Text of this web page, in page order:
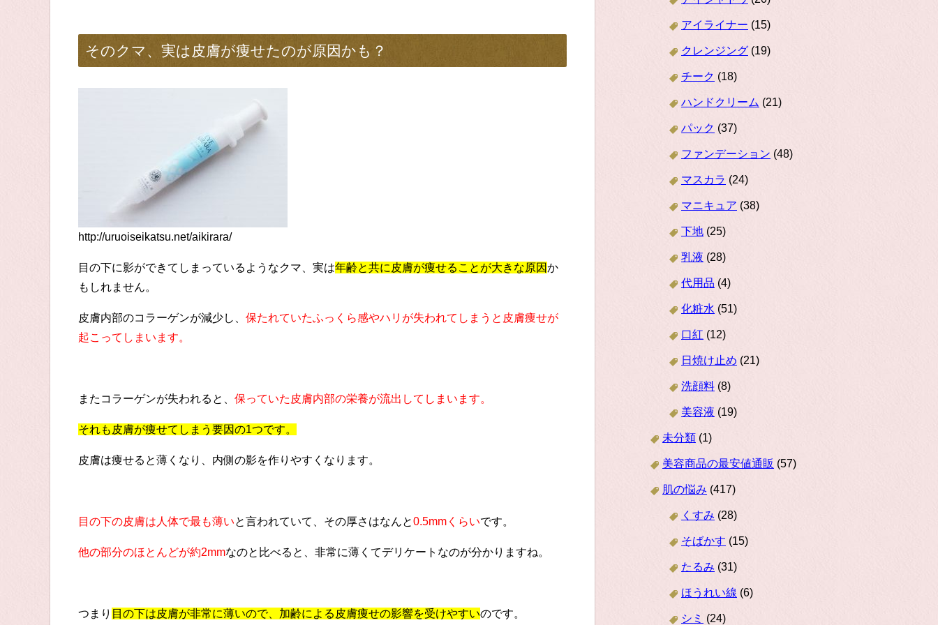
そのクマ、実は皮膚が痩せたのが原因かも？
http://uruoiseikatsu.net/aikirara/
目の下に影ができてしまっているようなクマ、実は年齢と共に皮膚が痩せることが大きな原因か
もしれません。
皮膚内部のコラーゲンが減少し、 保たれていたふっくら感やハリが失われてしまうと皮膚痩せが
起こってしまいます。
またコラーゲンが失われると、 保っていた皮膚内部の栄養が流出してしまいます。
それも皮膚が痩せてしまう要因の1つです。
皮膚は痩せると薄くなり、内側の影を作りやすくなります。
目の下の皮膚は人体で最も薄いと言われていて、その厚さはなんと0.5mmくらいです。
他の部分のほとんどが約2mmなのと比べると、非常に薄くてデリケートなのが分かりますね。
つまり 目の下は皮膚が非常に薄いので、加齢による皮膚痩せの影響を受けやすいのです。
アイライナー (15)
クレンジング (19)
チーク (18)
ハンドクリーム (21)
パック (37)
ファンデーション (48)
マスカラ (24)
マニキュア (38)
下地 (25)
乳液 (28)
代用品 (4)
化粧水 (51)
口紅 (12)
日焼け止め (21)
洗顔料 (8)
美容液 (19)
未分類 (1)
美容商品の最安値通販 (57)
肌の悩み (417)
くすみ (28)
そばかす (15)
たるみ (31)
ほうれい線 (6)
シミ (24)